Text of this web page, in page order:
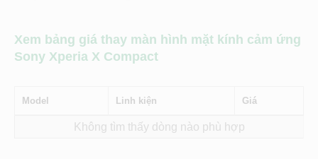
Xem bảng giá thay màn hình mặt kính cảm ứng
Sony Xperia X Compact
Model Linh kiện Giá
Không tìm thấy dòng nào phù hợp